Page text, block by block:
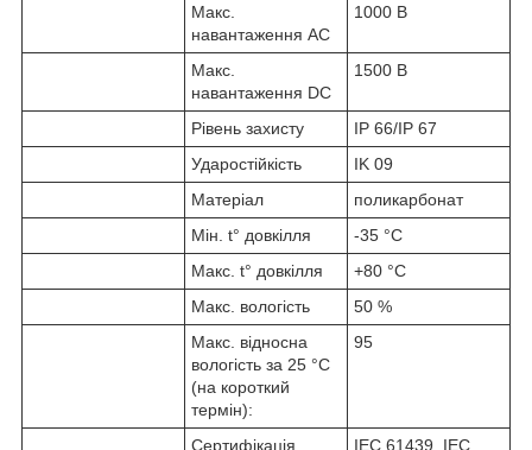
Макс.
навантаження АС
1000 В
Макс.
навантаження DC
1500 В
Рівень захисту
IP 66/IP 67
Ударостійкість
IK 09
Матеріал
поликарбонат
Мін. t° довкілля
-35 °C
Макс. t° довкілля
+80 °C
Макс. вологість
50 %
Макс. відносна
вологість за 25 °C
(на короткий
термін):
95
Сертифікація IEC 61439, IEC